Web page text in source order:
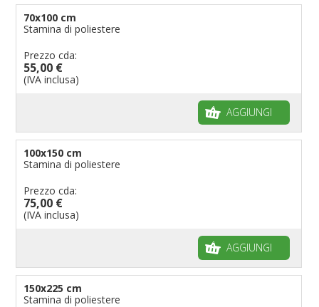
70x100 cm
Stamina di poliestere
Prezzo cda:
55,00 €
(IVA inclusa)
AGGIUNGI
100x150 cm
Stamina di poliestere
Prezzo cda:
75,00 €
(IVA inclusa)
AGGIUNGI
150x225 cm
Stamina di poliestere